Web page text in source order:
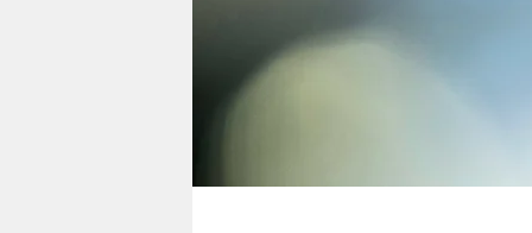
fragen & hilfe
unterstützen
genossenschaft